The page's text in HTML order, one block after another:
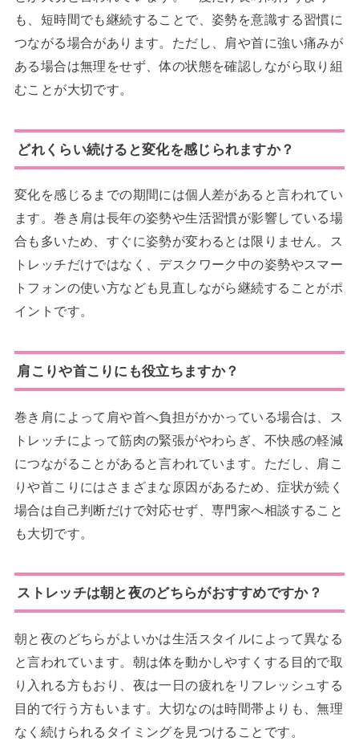
も、短時間でも継続することで、姿勢を意識する習慣に
つながる場合があります。ただし、肩や首に強い痛みが
ある場合は無理をせず、体の状態を確認しながら取り組
むことが大切です。
どれくらい続けると変化を感じられますか？
変化を感じるまでの期間には個人差があると言われてい
ます。巻き肩は長年の姿勢や生活習慣が影響している場
合も多いため、すぐに姿勢が変わるとは限りません。ス
トレッチだけではなく、デスクワーク中の姿勢やスマー
トフォンの使い方なども見直しながら継続することがポ
イントです。
肩こりや首こりにも役立ちますか？
巻き肩によって肩や首へ負担がかかっている場合は、ス
トレッチによって筋肉の緊張がやわらぎ、不快感の軽減
につながることがあると言われています。ただし、肩こ
りや首こりにはさまざまな原因があるため、症状が続く
場合は自己判断だけで対応せず、専門家へ相談すること
も大切です。
ストレッチは朝と夜のどちらがおすすめですか？
朝と夜のどちらがよいかは生活スタイルによって異なる
と言われています。朝は体を動かしやすくする目的で取
り入れる方もおり、夜は一日の疲れをリフレッシュする
目的で行う方もいます。大切なのは時間帯よりも、無理
なく続けられるタイミングを見つけることです。